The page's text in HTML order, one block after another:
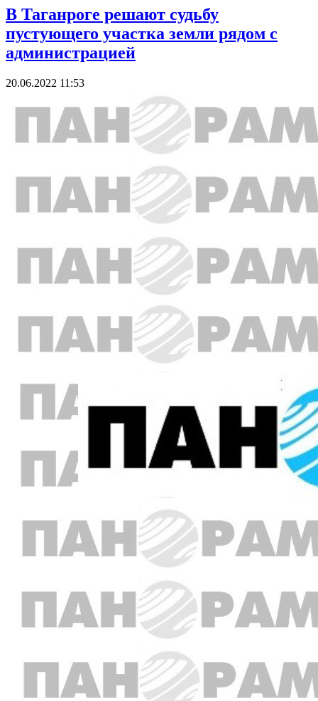
В Таганроге решают судьбу
пустующего участка земли рядом с
администрацией
20.06.2022 11:53